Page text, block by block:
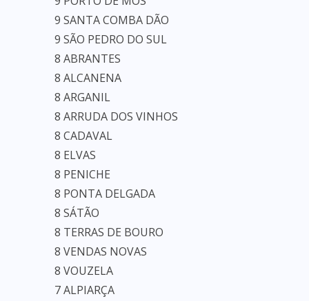
9 SANTA COMBA DÃO
9 SÃO PEDRO DO SUL
8 ABRANTES
8 ALCANENA
8 ARGANIL
8 ARRUDA DOS VINHOS
8 CADAVAL
8 ELVAS
8 PENICHE
8 PONTA DELGADA
8 SÁTÃO
8 TERRAS DE BOURO
8 VENDAS NOVAS
8 VOUZELA
7 ALPIARÇA